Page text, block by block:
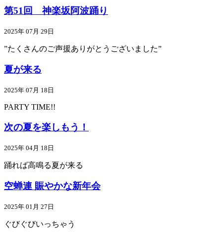
第51回 神楽坂阿波踊り
2025年 07月 29日
”たくさんのご声援ありがとうございました”
夏が来る
2025年 07月 18日
PARTY TIME!!
次の夏を楽しもう！
2025年 04月 18日
踊れば高鳴る夏が来る
空蝉連 賑やかな新年会
2025年 01月 27日
ぐびぐびいっちゃう